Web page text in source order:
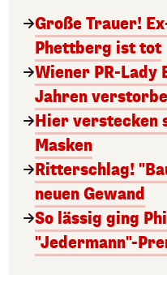
Große Trauer!
Phettberg ist tot
Wiener PR-Lady
Jahren
Hier verstecken
Masken
Ritterschlag!
neuen Gewand
So lässig ging
"Jedermann"-